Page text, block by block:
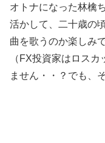
オトナになった林檎
活かして、二十歳の
曲を歌うのか楽しみで
（FX投資家はロス
ません・・？でも、